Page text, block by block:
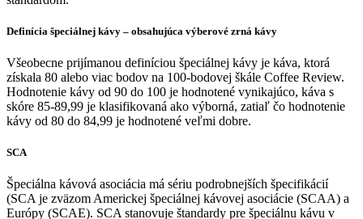
Definícia špeciálnej kávy – obsahujúca výberové zrná kávy
Všeobecne prijímanou definíciou špeciálnej kávy je káva, ktorá
získala 80 alebo viac bodov na 100-bodovej škále Coffee Review.
Hodnotenie kávy od 90 do 100 je hodnotené vynikajúco, káva s
skóre 85-89,99 je klasifikovaná ako výborná, zatiaľ čo hodnotenie
kávy od 80 do 84,99 je hodnotené veľmi dobre.
SCA
Špeciálna kávová asociácia má sériu podrobnejších špecifikácií
(SCA je zväzom Americkej špeciálnej kávovej asociácie (SCAA) a
Európy (SCAE). SCA stanovuje štandardy pre špeciálnu kávu v